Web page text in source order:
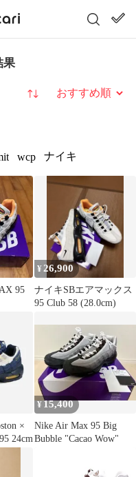
果
並び替え
wcp ナイキ
95
¥ 26,900
ナイキSBエアマックス
95 Club 58 (28.0cm)
×
24cm
¥15,400
Nike Air Max 95 Big
Bubble "Cacao Wow"